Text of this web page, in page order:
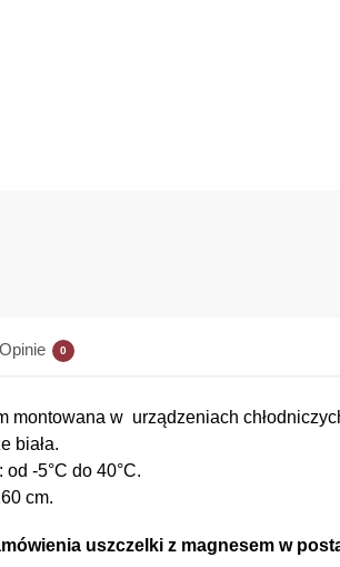
Opinie 0
montowana w urządzeniach
biała.
-5°C do 40°C.
cm.
uszczelki z magnesem w